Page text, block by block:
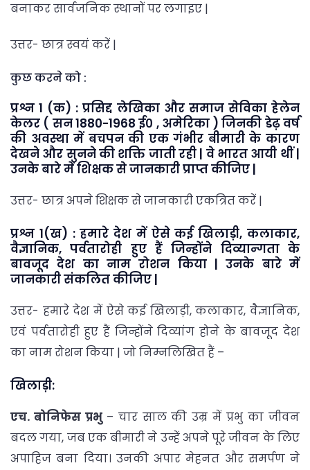
बनाकर सार्वजनिक स्थानों पर लगाइए |
उत्तर- छात्र स्वयं करें |
कुछ करने को :
प्रश्न 1 (क) : प्रसिद्द लेखिका और समाज सेविका हेलेन
केलर ( सन 1880-1968 ई० , अमेरिका ) जिनकी डेढ़ वर्ष
की अवस्था में बचपन की एक गंभीर बीमारी के कारण
देखने और सुनने की शक्ति जाती रही | वे भारत आयी थीं |
उनके बारे में शिक्षक से जानकारी प्राप्त कीजिए |
उत्तर- छात्र अपने शिक्षक से जानकारी एकत्रित करें |
प्रश्न 1(ख) : हमारे देश में ऐसे कई खिलाड़ी, कलाकार,
वैज्ञानिक, पर्वतारोही हुए हैं जिन्होंने दिव्यान्गता के
बावजूद देश का नाम रोशन किया | उनके बारे में
जानकारी संकलित कीजिए |
उत्तर- हमारे देश में ऐसे कई खिलाड़ी, कलाकार, वैज्ञानिक,
एवं पर्वतारोही हुए हैं जिन्होंने दिव्यांग होने के बावजूद देश
का नाम रोशन किया | जो निम्नलिखित हैं –
खिलाड़ी:
एच. बोनिफेस प्रभु – चार साल की उम्र में प्रभु का जीवन
बदल गया, जब एक बीमारी ने उन्हें अपने पूरे जीवन के लिए
अपाहिज बना दिया। उनकी अपार मेहनत और समर्पण ने